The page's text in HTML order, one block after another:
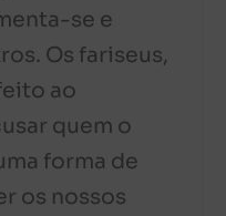
se e
Os fariseus,
ao
quem o
forma de
os nossos